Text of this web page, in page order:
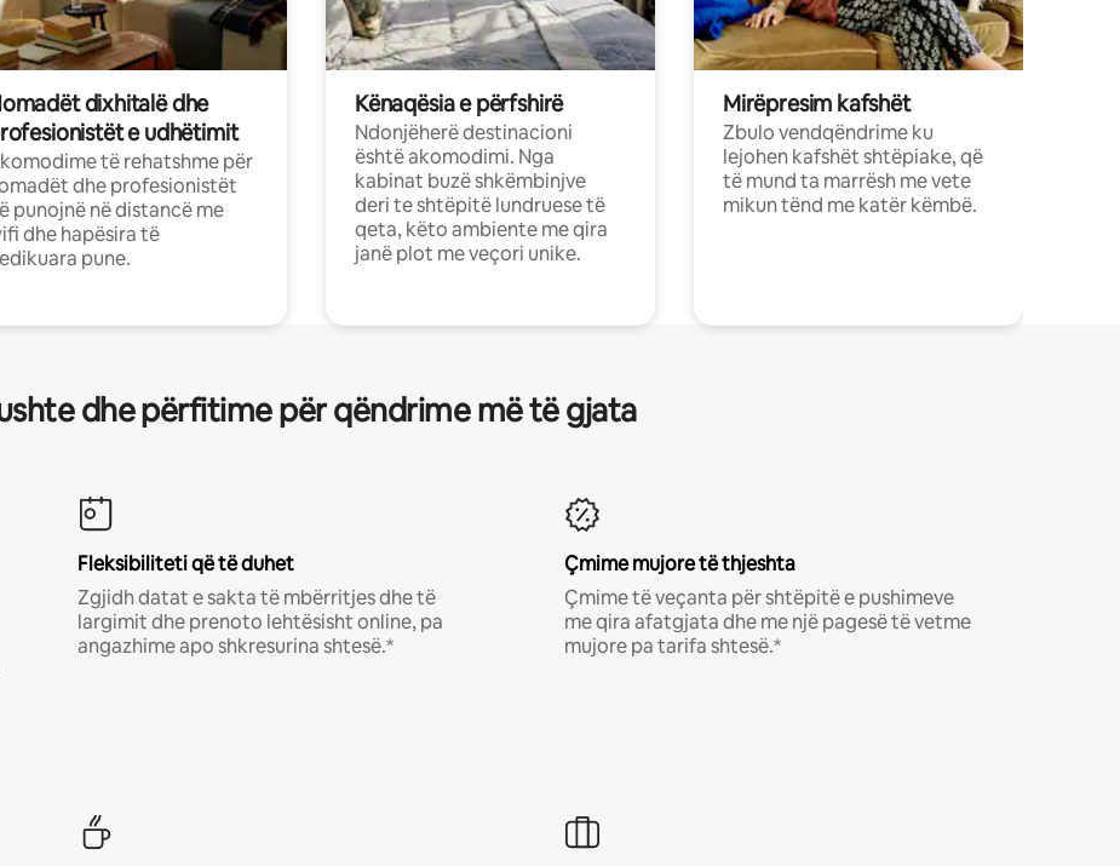
dixhitalë dhe
e udhëtimit
të rehatshme për
dhe profesionistët
punojnë në distancë me
dhe hapësira të
pune.
Kënaqësia e përfshirë
Ndonjëherë destinacioni
është akomodimi. Nga
kabinat buzë shkëmbinjve
deri te shtëpitë lundruese të
qeta, këto ambiente me qira
janë plot me veçori unike.
Mirëpresim kafshët
Zbulo vendqëndrime ku
lejohen kafshët shtëpiake, që
të mund ta marrësh me vete
mikun tënd me katër këmbë.
dhe përfitime për qëndrime më të gjata
Fleksibiliteti që të duhet
Zgjidh datat e sakta të mbërritjes dhe të
largimit dhe prenoto lehtësisht online, pa
angazhime apo shkresurina shtesë.*
Çmime mujore të thjeshta
Çmime të veçanta për shtëpitë e pushimeve
me qira afatgjata dhe me një pagesë të vetme
mujore pa tarifa shtesë.*